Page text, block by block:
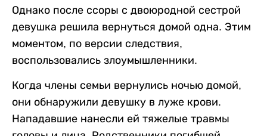
Однако после ссоры с двоюродной сестрой
девушка решила вернуться домой одна. Этим
моментом, по версии следствия,
воспользовались злоумышленники.
Когда члены семьи вернулись ночью домой,
они обнаружили девушку в луже крови.
Нападавшие нанесли ей тяжелые травмы